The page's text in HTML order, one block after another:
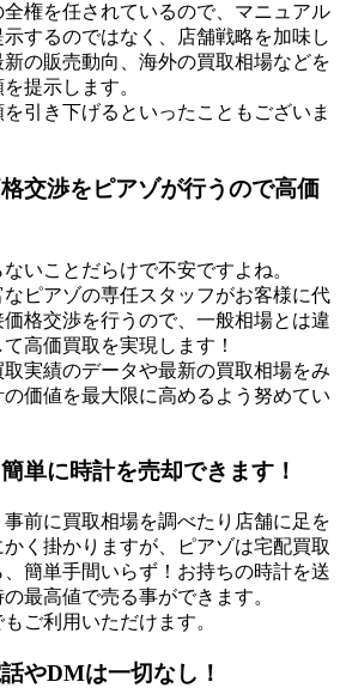
権を任されているので、マニュアル
するのではなく、店舗戦略を加味し
の販売動向、海外の買取相場などを
提示します。
引き下げるといったこともございま
交渉をピアゾが行うので高価
いことだらけで不安ですよね。
ピアゾの専任スタッフがお客様に代
格交渉を行うので、一般相場とは違
高価買取を実現します！
実績のデータや最新の買取相場をみ
価値を最大限に高めるよう努めてい
単に時計を売却できます！
前に買取相場を調べたり店舗に足を
く掛かりますが、ピアゾは宅配買取
簡単手間いらず！お持ちの時計を送
最高値で売る事ができます。
ご利用いただけます。
やDMは一切なし！